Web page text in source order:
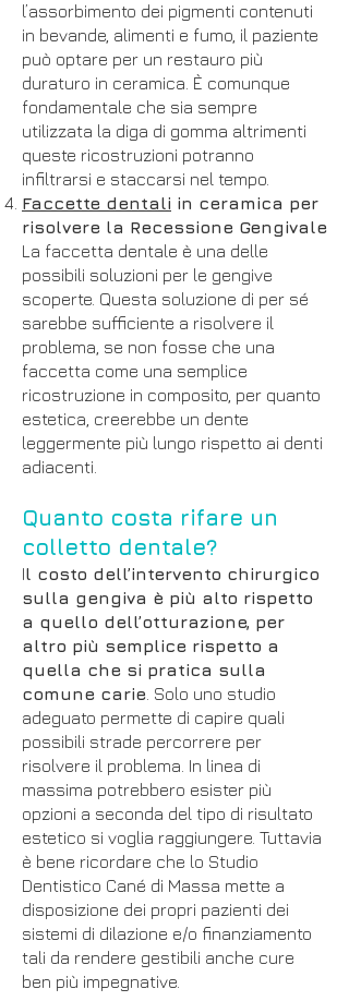
l’assorbimento dei pigmenti contenuti
in bevande, alimenti e fumo, il paziente
può optare per un restauro più
duraturo in ceramica. È comunque
fondamentale che sia sempre
utilizzata la diga di gomma altrimenti
queste ricostruzioni potranno
infiltrarsi e staccarsi nel tempo.
Faccette dentali in ceramica per
risolvere la Recessione Gengivale
La faccetta dentale è una delle
possibili soluzioni per le gengive
scoperte. Questa soluzione di per sé
sarebbe sufficiente a risolvere il
problema, se non fosse che una
faccetta come una semplice
ricostruzione in composito, per quanto
estetica, creerebbe un dente
leggermente più lungo rispetto ai denti
adiacenti.
Quanto costa rifare un
colletto dentale?
Il costo dell’intervento chirurgico
sulla gengiva è più alto rispetto
a quello dell’otturazione, per
altro più semplice rispetto a
quella che si pratica sulla
comune carie . Solo uno studio
adeguato permette di capire quali
possibili strade percorrere per
risolvere il problema. In linea di
massima potrebbero esister più
opzioni a seconda del tipo di risultato
estetico si voglia raggiungere. Tuttavia
è bene ricordare che lo Studio
Dentistico Cané di Massa mette a
disposizione dei propri pazienti dei
sistemi di dilazione e/o finanziamento
tali da rendere gestibili anche cure
ben più impegnative.